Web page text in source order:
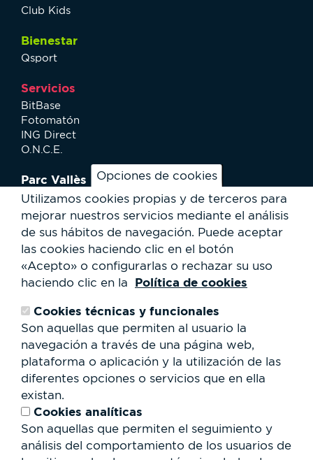
Opciones de cookies
Utilizamos cookies propias y de terceros para
mejorar nuestros servicios mediante el análisis
de sus hábitos de navegación. Puede aceptar
las cookies haciendo clic en el botón
«Acepto» o configurarlas o rechazar su uso
haciendo clic en la
Política de cookies
Cookies técnicas y funcionales
Son aquellas que permiten al usuario la
navegación a través de una página web,
plataforma o aplicación y la utilización de las
diferentes opciones o servicios que en ella
existan.
Cookies analíticas
Son aquellas que permiten el seguimiento y
análisis del comportamiento de los usuarios de
Club Kids
Bienestar
Qsport
Servicios
BitBase
Fotomatón
ING Direct
O.N.C.E.
Parc Vallès
¿Cómo llegar?
Mapa
Actividades
Servicios al usuario
Club Staff
¿Quiénes somos?
Trabaja con nosotros
Cesión de espacios
RSC
Formulario
de
búsqueda
Buscar